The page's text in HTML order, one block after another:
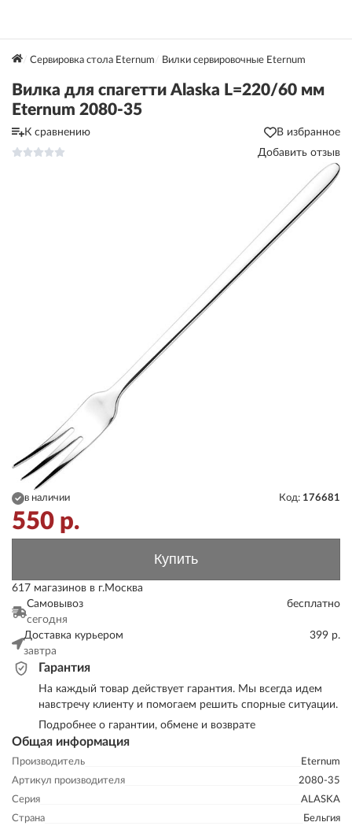
Сервировка стола Eternum Вилки сервировочные Eternum
Вилка для спагетти Alaska L=220/60 мм
Eternum 2080-35
К сравнению
В избранное
Добавить отзыв
Общая информация
Производитель
Eternum
Артикул производителя
2080-35
Серия
ALASKA
Страна
Бельгия
в наличии Код: 176681
550 р.
Купить
617 магазинов в г.Москва
Самовывоз
сегодня
бесплатно
Доставка курьером
завтра
399 р.
Гарантия
На каждый товар действует гарантия. Мы всегда идем
навстречу клиенту и помогаем решить спорные ситуации.
Подробнее о гарантии, обмене и возврате